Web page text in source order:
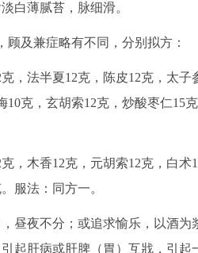
白薄腻苔，脉细滑。
及兼症略有不同，分别拟方：
法半夏12克，陈皮12克，太子
克，玄胡索12克，炒酸枣仁15
木香12克，元胡索12克，白术
服法：同方一。
夜不分；或追求愉乐，以酒为
肝病或肝脾（胃）互戕，引起